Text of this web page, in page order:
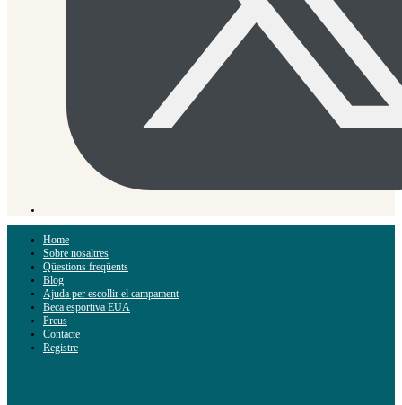
Home
Sobre nosaltres
Qüestions freqüents
Blog
Ajuda per escollir el campament
Beca esportiva EUA
Preus
Contacte
Registre